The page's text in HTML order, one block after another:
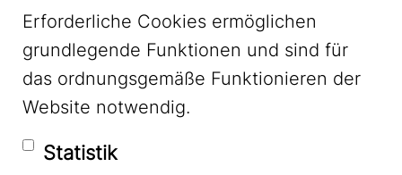
Mastodon
Erforderliche Cookies ermöglichen
grundlegende Funktionen und sind für
das ordnungsgemäße Funktionieren der
Website notwendig.
Statistik